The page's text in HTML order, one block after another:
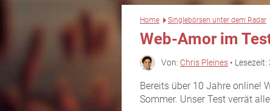
Home Singlebörsen unter dem Radar
Web-Amor im
Von: Chris Pleines •
Bereits über 10 Jahre online!
Sommer. Unser Test verrät